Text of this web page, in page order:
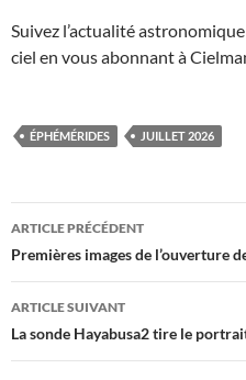
Suivez l’actualité
ciel en vous abonnant à
ÉPHÉMÉRIDES JUILLET 2026
Navigation
des
articles
ARTICLE PRÉCÉDENT
Premières images de l’ouverture
ARTICLE SUIVANT
La sonde Hayabusa2 tire le